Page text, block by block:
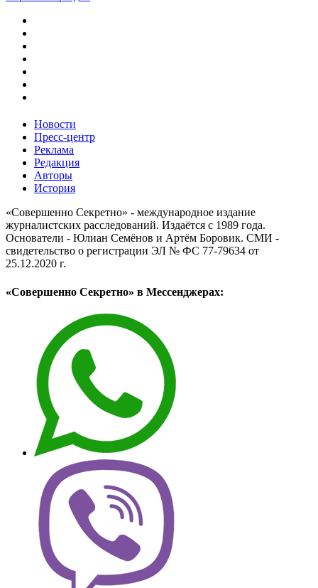
Новости
Пресс-центр
Реклама
Редакция
Авторы
История
«Совершенно Секретно» - международное издание
журналистских расследований. Издаётся с 1989 года.
Основатели - Юлиан Семёнов и Артём Боровик. CМИ -
свидетельство о регистрации ЭЛ № ФС 77-79634 от
25.12.2020 г.
«Совершенно Секретно» в Мессенджерах: